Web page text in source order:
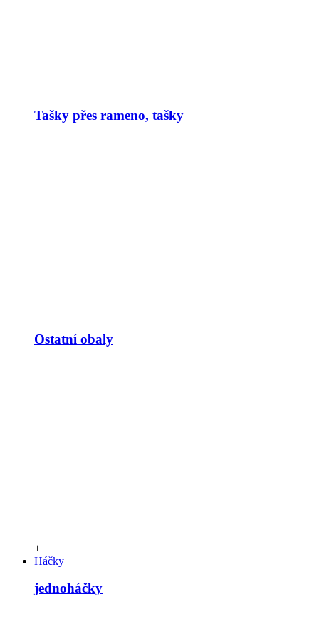
Tašky přes rameno, tašky
Ostatní obaly
+
Háčky
jednoháčky